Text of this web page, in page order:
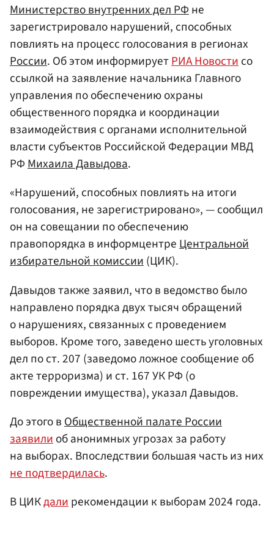
Министерство внутренних дел РФне
зарегистрировало нарушений, способных
повлиять на процесс голосования в регионах
России. Об этом информируетРИА Новостисо
ссылкой на заявление начальника Главного
управления по обеспечению охраны
общественного порядка и координации
взаимодействия с органами исполнительной
власти субъектов Российской Федерации МВД
РФМихаила Давыдова.
«Нарушений, способных повлиять на итоги
голосования, не зарегистрировано», — сообщил
он на совещании по обеспечению
правопорядка в информцентреЦентральной
избирательной комиссии(ЦИК).
Давыдов также заявил, что в ведомство было
направлено порядка двух тысяч обращений
о нарушениях, связанных с проведением
выборов. Кроме того, заведено шесть уголовных
дел по ст. 207 (заведомо ложное сообщение об
акте терроризма) и ст. 167 УК РФ (о
повреждении имущества), указал Давыдов.
До этого вОбщественной палате России
заявилиоб анонимных угрозах за работу
на выборах. Впоследствии большая часть из них
не подтвердилась.
В ЦИКдалирекомендации к выборам 2024 года.